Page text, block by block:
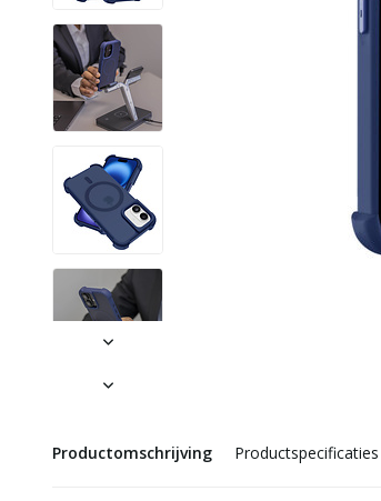
Productomschrijving Productspecificaties